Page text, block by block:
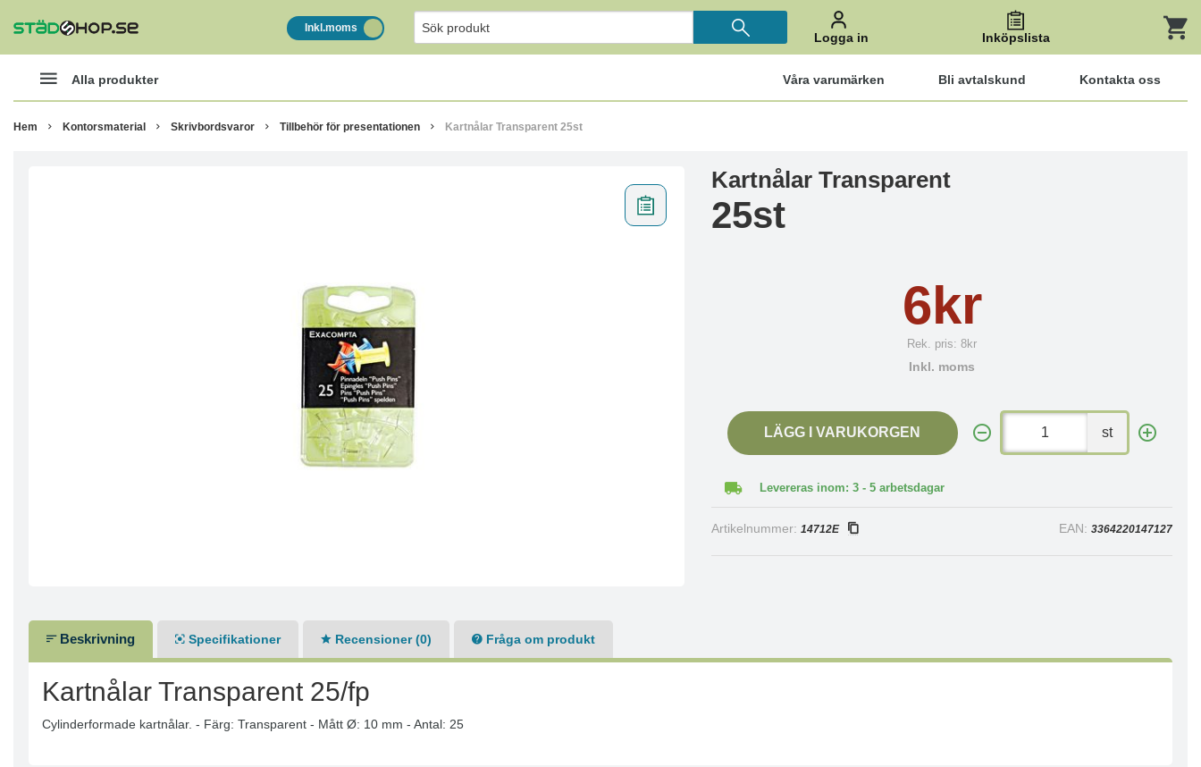
Inkl.moms
Logga in Inköpslista
Alla produkter Våra varumärken Bli avtalskund Kontakta oss
Hem Kontorsmaterial Skrivbordsvaror Tillbehör för presentationen Kartnålar Transparent 25st
Kartnålar Transparent
25st
6kr
Rek. pris:8kr
Inkl. moms
LÄGG I VARUKORGEN st
Levereras inom: 3 - 5 arbetsdagar
Artikelnummer:14712E EAN: 3364220147127
Beskrivning Specifikationer Recensioner (0) Fråga om produkt
Kartnålar Transparent 25/fp
Cylinderformade kartnålar. - Färg: Transparent - Mått Ø: 10 mm - Antal: 25